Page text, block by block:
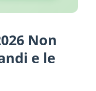
Non
e le